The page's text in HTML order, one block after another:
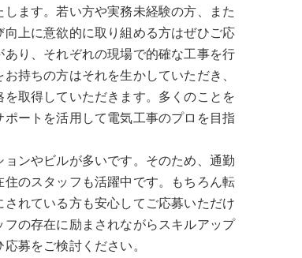
ます。若い方や実務未経験の方、また
上に意欲的に取り組める方はぜひご応
り、それぞれの現場で的確な工事を行
持ちの方はそれを生かしていただき、
取得していただきます。多くのことを
ートを活用して電気工事のプロを目指
ンやビルが多いです。そのため、通勤
のスタッフも活躍中です。もちろん転
れている方も安心してご応募いただけ
の存在に励まされながらスキルアップ
募をご検討ください。